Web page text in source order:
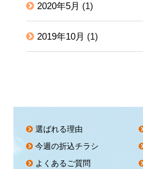
2020年5月 (1)
2019年10月 (1)
選ばれる理由
今週の折込チラシ
よくあるご質問